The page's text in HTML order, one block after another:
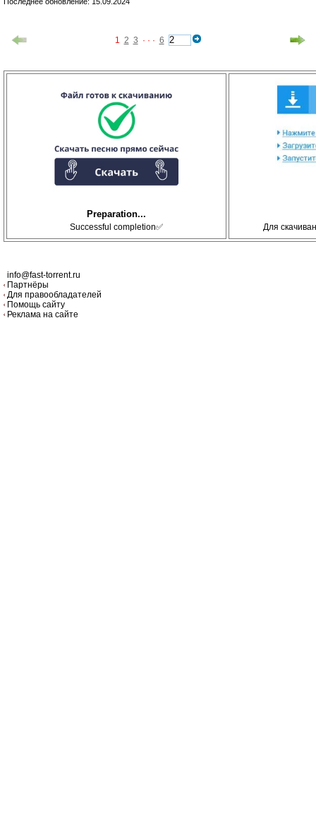
1 2 3 · · · 6
Preparation...
Successful completion✅ Для
info@fast-torrent.ru
Партнёры
Для правообладателей
Помощь сайту
Реклама на сайте